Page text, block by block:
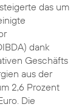
das um
dank
Geschäfts
aus der
2,6 Prozent
Die